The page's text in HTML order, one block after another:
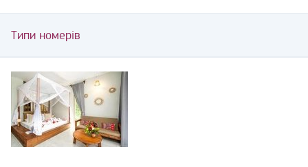
Типи номерів